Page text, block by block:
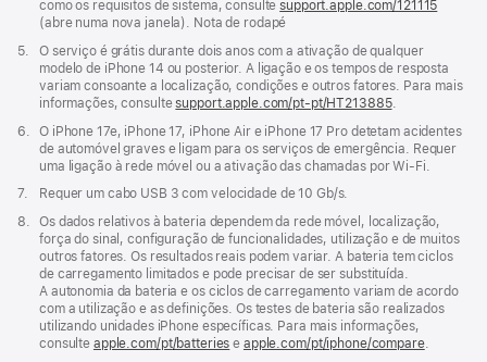
como os requisitos de sistema, consultesupport.apple.com/121115
(abre numa nova janela). Nota de rodapé
Nota
rodapé
5.
O serviço é grátis durante dois anos com a ativação de qualquer
modelo de iPhone 14 ou posterior. A ligação e os tempos de resposta
variam consoante a localização, condições e outros fatores. Para mais
informações, consultesupport.apple.com/pt-pt/HT213885(abre
nova
janela)
.
Nota
rodapé
6.
O iPhone 17e, iPhone 17, iPhone Air e iPhone 17 Pro detetam acidentes
de automóvel graves e ligam para os serviços de emergência. Requer
uma ligação à rede móvel ou a ativação das chamadas por Wi‑Fi.
Nota
rodapé
7.
Requer um cabo USB 3 com velocidade de 10 Gb/s.
Nota
rodapé
8.
Os dados relativos à bateria dependem da rede móvel, localização,
força do sinal, configuração de funcionalidades, utilização e de muitos
outros fatores. Os resultados reais podem variar. A bateria tem ciclos
de carregamento limitados e pode precisar de ser substituída.
A autonomia da bateria e os ciclos de carregamento variam de acordo
com a utilização e as definições. Os testes de bateria são realizados
utilizando unidades iPhone específicas. Para mais informações,
consulte apple.com/pt/batteries e apple.com/pt/iphone/compare.